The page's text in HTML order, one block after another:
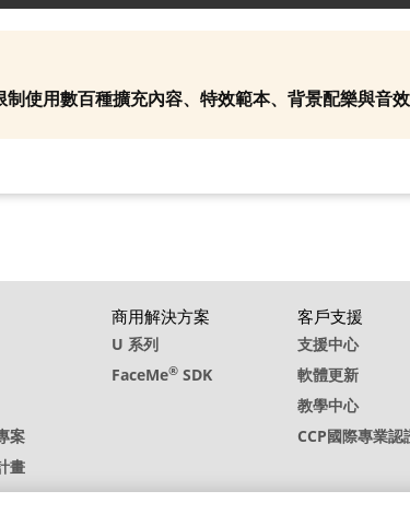
09. BGM - Simple Life
使用數百種擴充內容、特效範本、背景配樂與音
案
畫
商用解決方案
U 系列
FaceMe®SDK
客戶支援
支援中心
軟體更新
教學中心
CCP國際專業認